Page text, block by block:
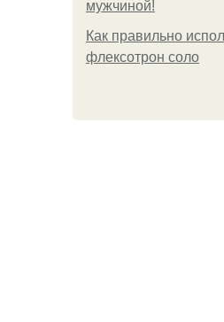
мужчиной!
Как правильно
флексотрон соло